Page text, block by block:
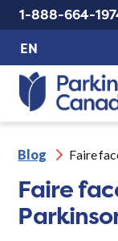
1-888-664-
EN
Blog Faire
Faire